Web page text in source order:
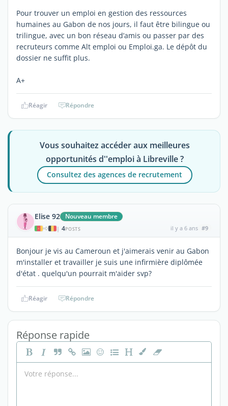
Pour trouver un emploi en gestion des ressources
humaines au Gabon de nos jours, il faut être bilingue ou
trilingue, avec un bon réseau d’amis ou passer par des
recruteurs comme Alt emploi ou Emploi.ga. Le dépôt du
dossier ne suffit plus.
A+
Réagir Répondre
Vous souhaitez accéder aux meilleures
opportunités d''emploi à Libreville ?
Consultez des agences de recrutement
Elise 92 Nouveau membre
| 4POSTS il y a 6 ans #9
Bonjour je vis au Cameroun et j'aimerais venir au Gabon
m'installer et travailler je suis une infirmière diplômée
d'état . quelqu'un pourrait m'aider svp?
Réagir Répondre
Réponse rapide